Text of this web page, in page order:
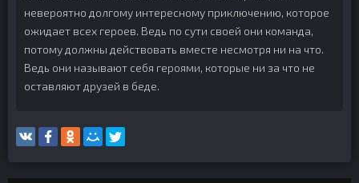
невероятно долгому интересному приключению, которое
ожидает всех героев. Ведь по сути своей они команда,
потому должны действовать вместе несмотря ни на что.
Ведь они называют себя героями, которые ни за что не
оставляют друзей в беде.